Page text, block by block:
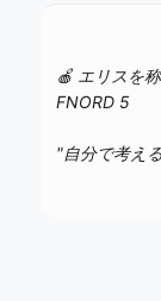
🍎 エリスを
FNORD 5
"自分で考え